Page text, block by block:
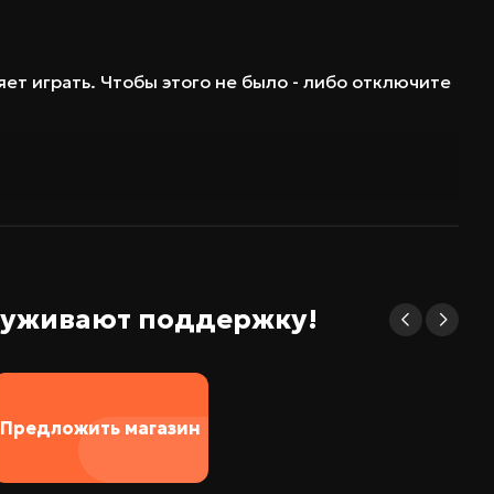
играть. Чтобы этого не было - либо отключите
651 Мб), спасибо SittingOnClouds!
бита
поддержку!
Предложить магазин